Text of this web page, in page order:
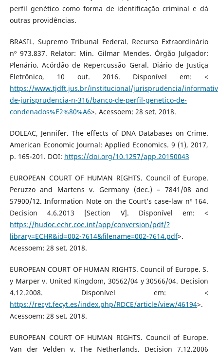
perfil genético como forma de identificação criminal e dá
outras providências.
BRASIL. Supremo Tribunal Federal. Recurso Extraordinário
nº 973.837. Relator: Min. Gilmar Mendes. Órgão Julgador:
Plenário. Acórdão de Repercussão Geral. Diário de Justiça
Eletrônico, 10 out. 2016. Disponível em: <
https://www.tjdft.jus.br/institucional/jurisprudencia/
de-jurisprudencia-n-316/banco-de-perfil-genetico-de-
condenados%E2%80%A6>. Acessoem: 28 set. 2018.
DOLEAC, Jennifer. The effects of DNA Databases on Crime.
American Economic Journal: Applied Economics. 9 (1), 2017,
p. 165-201. DOI: https://doi.org/10.1257/app.20150043
EUROPEAN COURT OF HUMAN RIGHTS. Council of Europe.
Peruzzo and Martens v. Germany (dec.) – 7841/08 and
57900/12. Information Note on the Court’s case-law nº 164.
Decision 4.6.2013 [Section V]. Disponível em: <
https://hudoc.echr.coe.int/app/conversion/pdf/?
library=ECHR&id=002-7614&filename=002-7614.pdf>.
Acessoem: 28 set. 2018.
EUROPEAN COURT OF HUMAN RIGHTS. Council of Europe. S.
y Marper v. United Kingdom, 30562/04 y 30566/04. Decision
4.12.2008. Disponível em: <
https://recyt.fecyt.es/index.php/RDCE/article/view/46194>.
Acessoem: 28 set. 2018.
EUROPEAN COURT OF HUMAN RIGHTS. Council of Europe.
Van der Velden v. The Netherlands. Decision 7.12.2006